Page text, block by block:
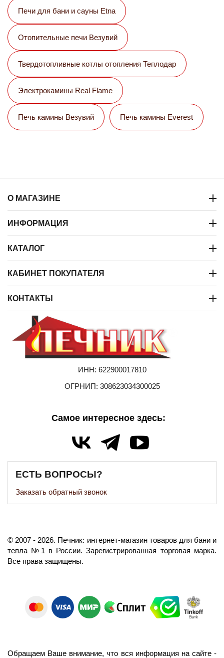
Печи для бани и сауны Etna
Отопительные печи Везувий
Твердотопливные котлы отопления Теплодар
Электрокамины Real Flame
Печь камины Везувий Печь камины Everest
О МАГАЗИНЕ
ИНФОРМАЦИЯ
КАТАЛОГ
КАБИНЕТ ПОКУПАТЕЛЯ
КОНТАКТЫ
ИНН: 622900017810
ОГРНИП: 308623034300025
Самое интересное здесь:
ЕСТЬ ВОПРОСЫ?
Заказать обратный звонок
©️ 2007 - 2026. Печник: интернет-магазин товаров для бани и
тепла №1 в России. Зарегистрированная торговая марка.
Все права защищены.
Обращаем Ваше внимание, что вся информация на сайте -